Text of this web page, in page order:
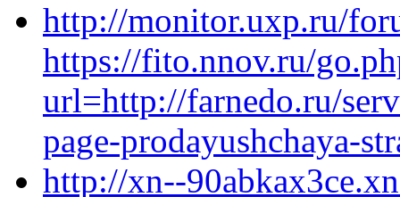
http://monitor.uxp.ru/
https://fito.nnov.ru/
url=http://farnedo.ru/
page-prodayushchaya-
http://xn--